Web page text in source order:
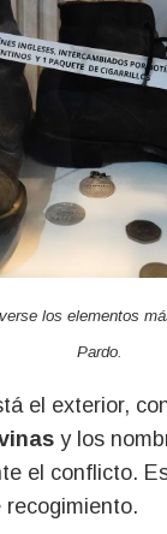
los elementos
Pardo.
el exterior,
y los
el conflicto.
recogimiento.